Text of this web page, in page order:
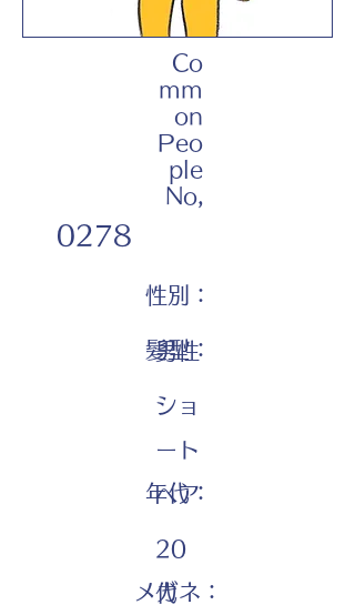
Co
mm
on
Peo
ple
No,
0278
性別：
男性
髪型：
ショ
ート
ヘア
年代：
20
代
メガネ：